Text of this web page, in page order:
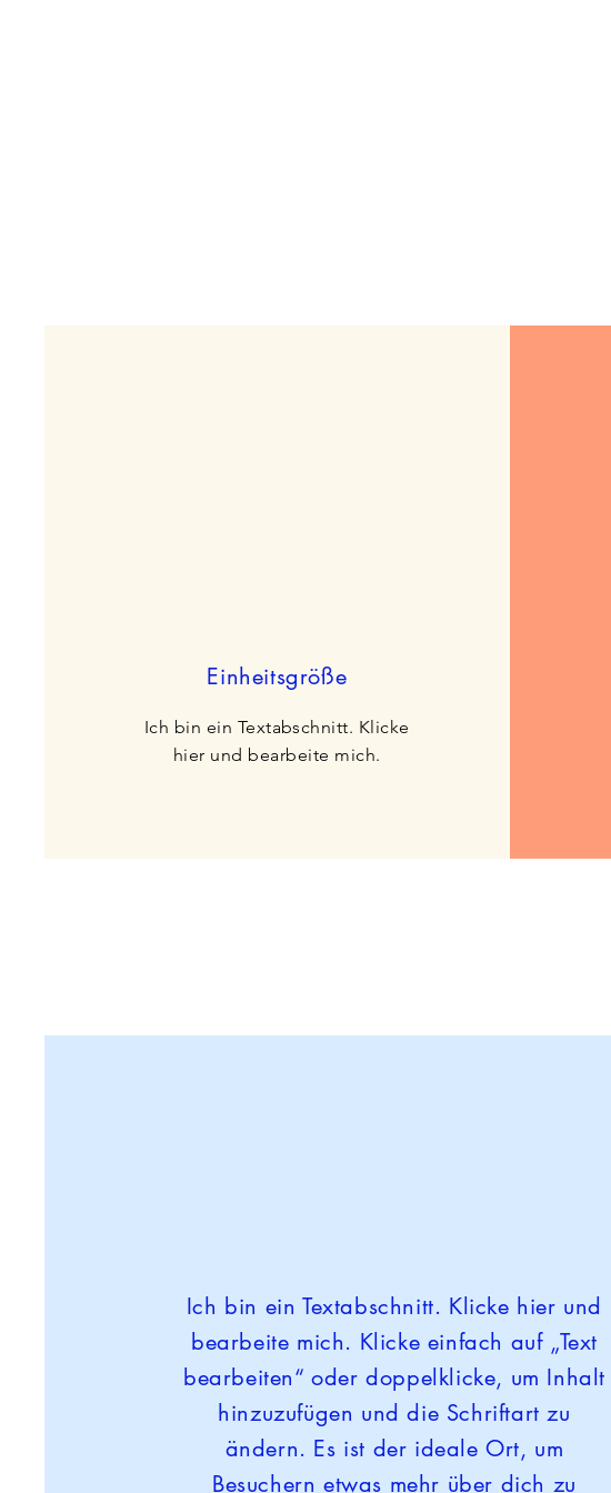
Einheitsgröße
Ich bin ein Textabschnitt. Klicke
hier und bearbeite mich.
Ich bin ein Textabschnitt. Klicke hier und
bearbeite mich. Klicke einfach auf „Text
bearbeiten“ oder doppelklicke, um Inhalt
hinzuzufügen und die Schriftart zu
ändern. Es ist der ideale Ort, um
Besuchern etwas mehr über dich zu